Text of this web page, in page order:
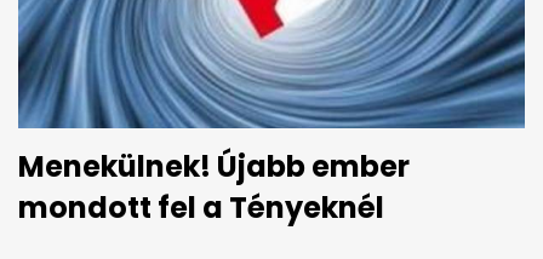
Menekülnek! Újabb ember
mondott fel a Tényeknél